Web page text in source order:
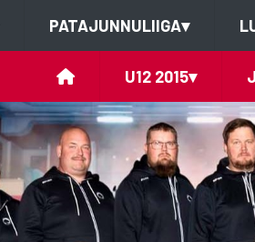
PATAJUNNULIIGA▾
U12 2015▾